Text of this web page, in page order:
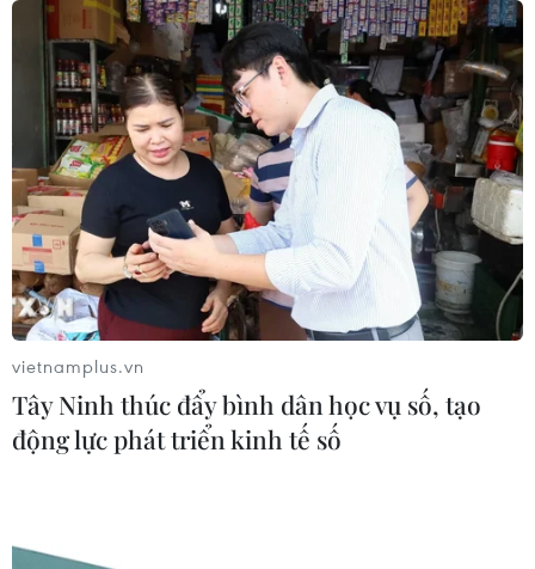
Phương pháp mới giúp phát hiện
sớm bệnh Alzheimer
30/07/2026 14:27
Virus H5N1 lây lan trong quần thể
chim bản địa tại Australia
29/07/2026 11:42
UNAIDS cảnh báo nguy cơ đại dịch
HIV/AIDS bùng phát trở lại
vietnamplus.vn
Tây Ninh thúc đẩy bình dân học vụ số, tạo
động lực phát triển kinh tế số